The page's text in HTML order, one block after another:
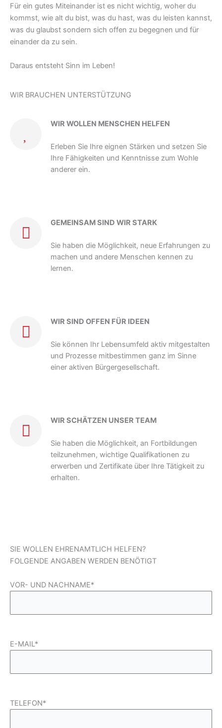
Für ein gutes Miteinander ist es nicht wichtig, woher du
kommst, wie alt du bist, was du hast, was du leisten kannst,
was du glaubst sondern sich offen zu begegnen und für
einander da zu sein.
Daraus entsteht Sinn im Leben!
WIR BRAUCHEN UNTERSTÜTZUNG
WIR WOLLEN MENSCHEN HELFEN
Erleben Sie Ihre eignen Stärken und setzen Sie
Ihre Fähigkeiten und Kenntnisse zum Wohle
anderer ein.
GEMEINSAM SIND WIR STARK
Sie haben die Möglichkeit, neue Erfahrungen zu
machen und andere Menschen kennen zu
lernen.
WIR SIND OFFEN FÜR IDEEN
Sie können Ihr Lebensumfeld aktiv mitgestalten
und Prozesse mitbestimmen ganz im Sinne
einer aktiven Bürgergesellschaft.
WIR SCHÄTZEN UNSER TEAM
Sie haben die Möglichkeit, an Fortbildungen
teilzunehmen, wichtige Qualifikationen zu
erwerben und Zertifikate über Ihre Tätigkeit zu
erhalten.
SIE WOLLEN EHRENAMTLICH HELFEN?
FOLGENDE ANGABEN WERDEN BENÖTIGT
VOR- UND NACHNAME*
E-MAIL*
TELEFON*